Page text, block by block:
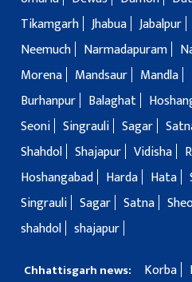
Tikamgarh Jhabua Jabalpur
Neemuch
Narmadapuram
Morena
Mandsaur Mandla
Burhanpur
Balaghat
Seoni Singrauli Sagar
Shahdol Shajapur Vidisha
Hoshangabad
Harda Hata
Singrauli Sagar Satna
shahdol shajapur
Chhattisgarh news: Korba